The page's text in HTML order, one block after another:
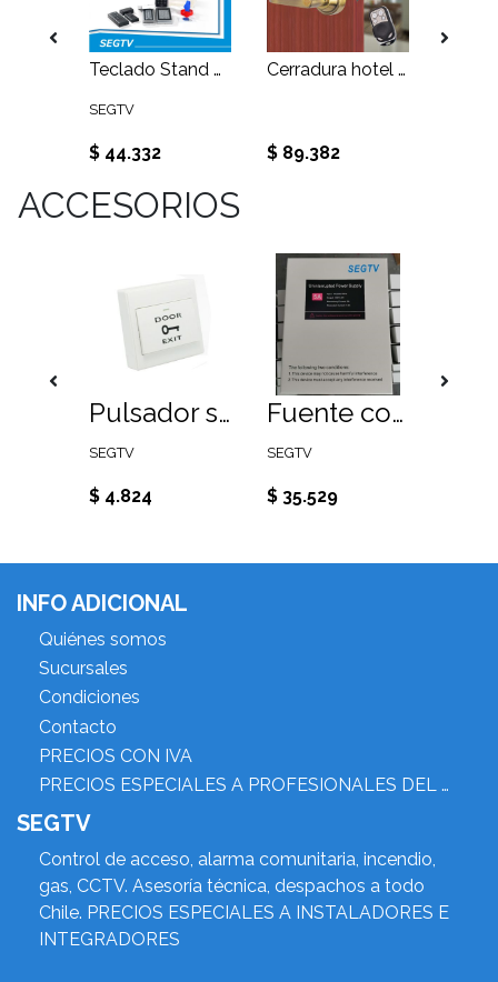
Teclado Stand Alone más salida wiegand , clave y proximidad
SEGTV
$ 44.332
Cerradura hotel PIN+PROX, color dorada
$ 89.382
ACCESORIOS
Pulsador sobrepuesto plástico
SEGTV
$ 4.824
Fuente con cargador de batería, temporizador y gabinete 220VAC 5Ah
SEGTV
$ 35.529
INFO ADICIONAL
Quiénes somos
Sucursales
Condiciones
Contacto
PRECIOS CON IVA
PRECIOS ESPECIALES A PROFESIONALES DEL RUBRO
SEGTV
Control de acceso, alarma comunitaria, incendio,
gas, CCTV. Asesoría técnica, despachos a todo
Chile. PRECIOS ESPECIALES A INSTALADORES E
INTEGRADORES